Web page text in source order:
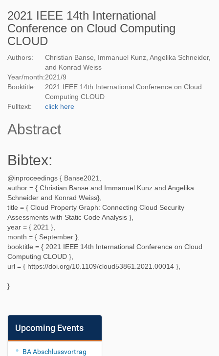
2021 IEEE 14th International
Conference on Cloud Computing
CLOUD
Authors:
Christian Banse, Immanuel Kunz, Angelika Schneider,
and Konrad Weiss
Year/month:2021/9
Booktitle:
2021 IEEE 14th International Conference on Cloud
Computing CLOUD
Fulltext:
click here
Abstract
Bibtex:
@inproceedings { Banse2021
author = { Christian Banse and Immanuel Kunz and Angelika
Schneider and Konrad Weiss},
title = { Cloud Property Graph: Connecting Cloud Security
Assessments with Static Code Analysis },
year = { 2021 },
month = { September },
booktitle = { 2021 IEEE 14th International Conference on Cloud
Computing CLOUD },
url = { https://doi.org/10.1109/cloud53861.2021.00014 },
}
Upcoming Events
BA Abschlussvortrag